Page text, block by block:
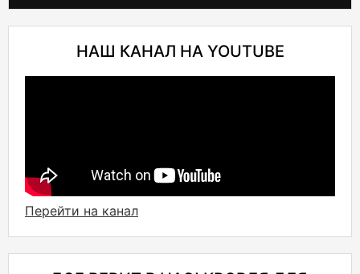
НАШ КАНАЛ НА YOUTUBE
Перейти на канал